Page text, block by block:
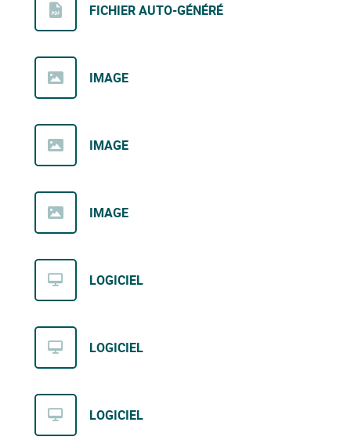
FICHIER AUTO-GÉNÉRÉ
IMAGE
IMAGE
IMAGE
LOGICIEL
LOGICIEL
LOGICIEL